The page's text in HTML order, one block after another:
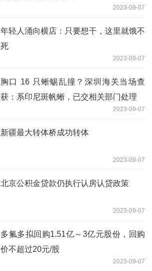
2023-09-07
年轻人涌向横店：只要想干，这里就饿不
死
2023-09-07
胸口 16 只蜥蜴乱撞？深圳海关当场查
获：系印尼斑帆蜥，已交相关部门处理
2023-09-07
新疆最大转体桥成功转体
2023-09-07
北京公积金贷款仍执行认房认贷政策
2023-09-07
多氟多拟回购1.51亿～3亿元股份，回购
价不超过20元/股
2023-09-07